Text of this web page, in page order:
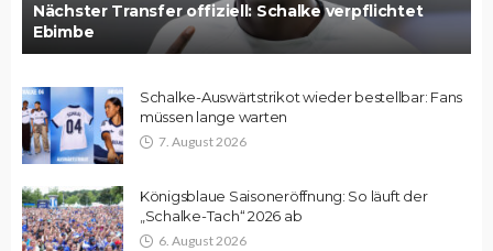
Nächster Transfer offiziell: Schalke verpflichtet
Ebimbe
Schalke-Auswärtstrikot wieder bestellbar: Fans
müssen lange warten
7. August 2026
Königsblaue Saisoneröffnung: So läuft der
„Schalke-Tach“ 2026 ab
6. August 2026